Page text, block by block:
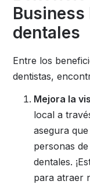
dentales
Entre los
dentistas,
Mejora la
local a
asegura
personas
dentales.
para atraer